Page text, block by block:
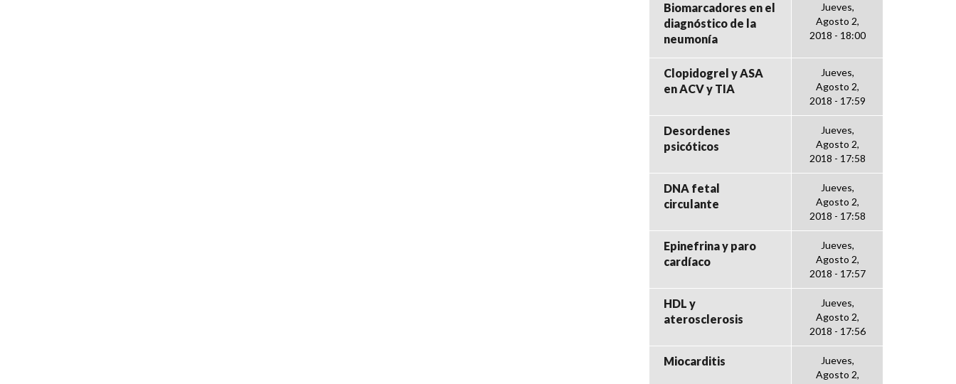
Biomarcadores en el
diagnóstico de la
neumonía
Jueves,
Agosto 2,
2018 - 18:00
Clopidogrel y ASA
en ACV y TIA
Jueves,
Agosto 2,
2018 - 17:59
Desordenes
psicóticos
Jueves,
Agosto 2,
2018 - 17:58
DNA fetal
circulante
Jueves,
Agosto 2,
2018 - 17:58
Epinefrina y paro
cardíaco
Jueves,
Agosto 2,
2018 - 17:57
HDL y
aterosclerosis
Jueves,
Agosto 2,
2018 - 17:56
Miocarditis
Jueves,
Agosto 2,